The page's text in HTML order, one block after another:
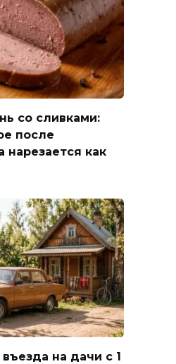
со сливками:
после
нарезается как
на дачи с 1